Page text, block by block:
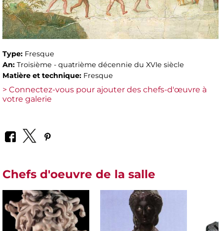
Type: Fresque
An: Troisième - quatrième décennie du XVIe siècle
Matière et technique: Fresque
> Connectez-vous pour ajouter des chefs-d'œuvre à
votre galerie
Chefs d'oeuvre de la salle